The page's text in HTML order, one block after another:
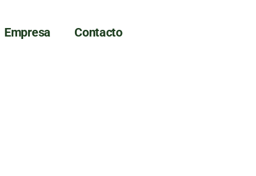
Empresa Contacto